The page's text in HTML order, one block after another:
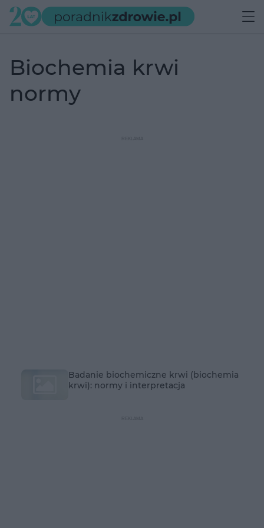
biochemia krwi
normy
Badanie biochemiczne krwi (biochemia
krwi): normy i interpretacja